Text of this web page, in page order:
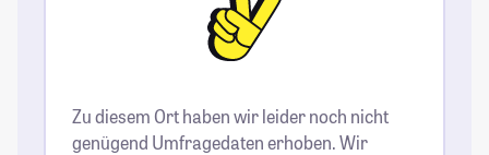
Zu diesem Ort haben wir leider noch nicht
genügend Umfragedaten erhoben. Wir